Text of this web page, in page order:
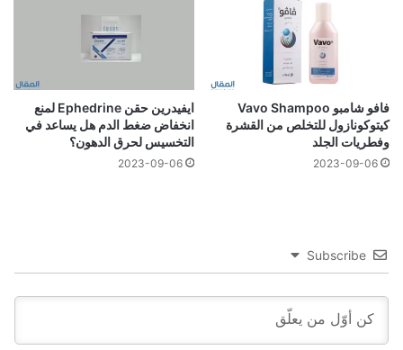
فافو شامبو Vavo Shampoo
كيتوكونازول للتخلص من القشرة
وفطريات الجلد
2023-09-06
ايفيدرين حقن Ephedrine لمنع
انخفاض ضغط الدم هل يساعد في
التخسيس لحرق الدهون؟
2023-09-06
Subscribe